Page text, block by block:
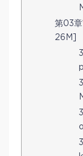
第03
26M]